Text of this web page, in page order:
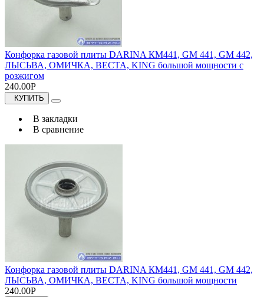
Конфорка газовой плиты DARINA КМ441, GM 441, GM 442,
ЛЫСЬВА, ОМИЧКА, ВЕСТА, KING большой мощности с
розжигом
240.00Р
КУПИТЬ
В закладки
В сравнение
Конфорка газовой плиты DARINA КМ441, GM 441, GM 442,
ЛЫСЬВА, ОМИЧКА, ВЕСТА, KING большой мощности
240.00Р